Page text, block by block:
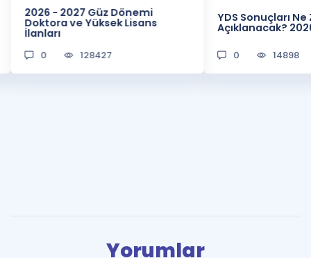
2026 - 2027 Güz Dönemi
Doktora ve Yüksek Lisans
İlanları
0 128427
YDS Sonuçları
Açıklanacak?
0 14898
Yorumlar